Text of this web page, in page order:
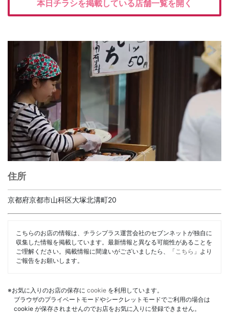
本日チラシを掲載している店舗一覧を開く
住所
京都府京都市山科区大塚北溝町20
こちらのお店の情報は、チラシプラス運営会社のセブンネットが独自に
収集した情報を掲載しています。最新情報と異なる可能性があることを
ご理解ください。掲載情報に間違いがございましたら、「 こちら 」より
ご報告をお願いします。
※お気に入りのお店の保存に cookie を利用しています。
ブラウザのプライベートモードやシークレットモードでご利用の場合は
cookie が保存されませんのでお店をお気に入りに登録できません。